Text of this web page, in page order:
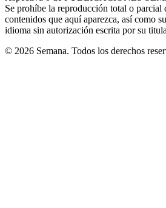
Se prohíbe la reproducción total o parcial
contenidos que aquí aparezca, así como
idioma sin autorización escrita por su
© 2026 Semana. Todos los derechos